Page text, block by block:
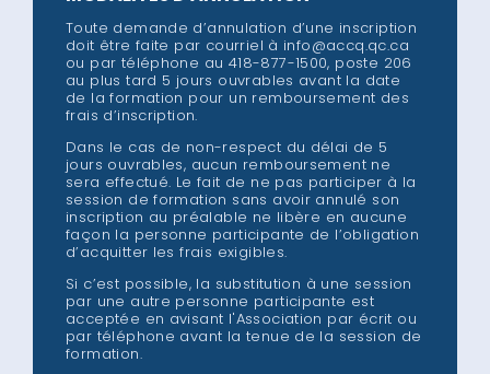
Toute demande d’annulation d’une inscription
doit être faite par courriel à info@accq.qc.ca
ou par téléphone au 418-877-1500, poste 206
au plus tard 5 jours ouvrables avant la date
de la formation pour un remboursement des
frais d’inscription.
Dans le cas de non-respect du délai de 5
jours ouvrables, aucun remboursement ne
sera effectué. Le fait de ne pas participer à la
session de formation sans avoir annulé son
inscription au préalable ne libère en aucune
façon la personne participante de l’obligation
d’acquitter les frais exigibles.
Si c’est possible, la substitution à une session
par une autre personne participante est
acceptée en avisant l'Association par écrit ou
par téléphone avant la tenue de la session de
formation.